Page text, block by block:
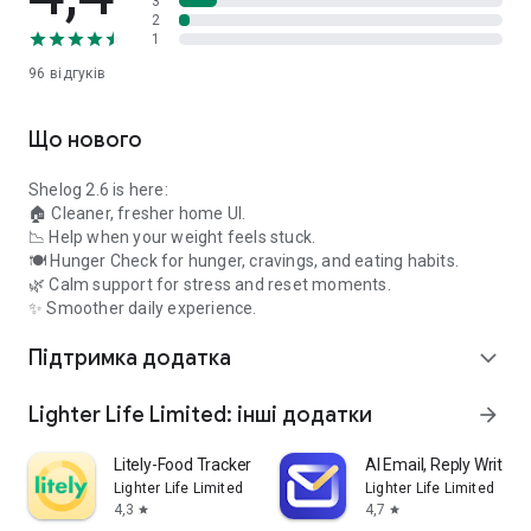
- Використовуйте вбудований калькулятор калорій та
лічильник макроелементів для точного налаштування
дефіциту калорій чи контролюєте збільшення/втрату
📈 Вбудована аналітика здоров'я та відстеження цілей
Відстежуйте:
- Щоденне споживання калорій
- Співвідношення макронутрієнтів
- Прогрес у збільшенні ваги
та менеджером макронутрієнтів – все це працює на базі
✨ Завантажте Shelog сьогодні та насолоджуйтесь
відстеженням калорій, яке дійсно приносить задоволення.
96 відгуків
2
1
Що нового
Shelog 2.6 is here:
🏠 Cleaner, fresher home UI.
📉 Help when your weight feels stuck.
🍽️ Hunger Check for hunger, cravings, and eating habits.
🌿 Calm support for stress and reset moments.
✨ Smoother daily experience.
Підтримка додатка expand_more
Lighter Life Limited: інші додатки arrow_forward
Litely-Food Tracker & Wellness
Lighter Life Limited
4,3 star
AI Email, Reply Writer:
Lighter Life Limited
4,7 star